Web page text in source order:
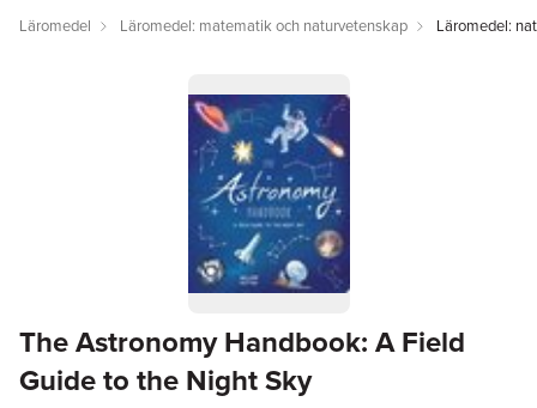
Läromedel Läromedel: matematik och naturvetenskap Läromedel:
The Astronomy Handbook: A Field
Guide to the Night Sky